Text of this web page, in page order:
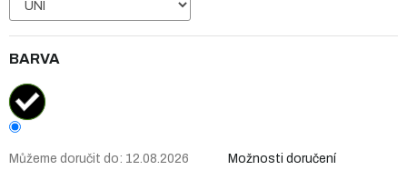
BARVA
Můžeme doručit do: 12.08.2026 Možnosti doručení